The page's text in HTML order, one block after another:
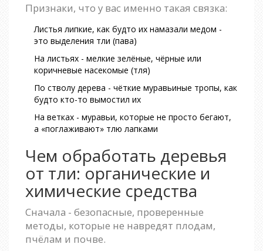
Признаки, что у вас именно такая связка:
Листья липкие, как будто их намазали медом -
это выделения тли (пава)
На листьях - мелкие зелёные, чёрные или
коричневые насекомые (тля)
По стволу дерева - чёткие муравьиные тропы, как
будто кто-то вымостил их
На ветках - муравьи, которые не просто бегают,
а «поглаживают» тлю лапками
Чем обработать деревья
от тли: органические и
химические средства
Сначала - безопасные, проверенные
методы, которые не навредят плодам,
пчёлам и почве.